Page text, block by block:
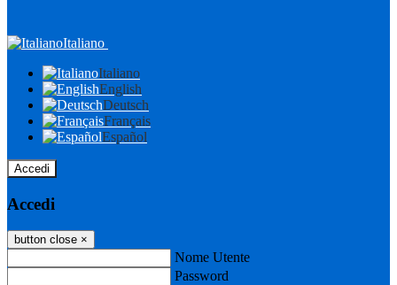
Italiano
Italiano
English
Deutsch
Français
Español
Accedi
Accedi
button close ×
Nome Utente
Password